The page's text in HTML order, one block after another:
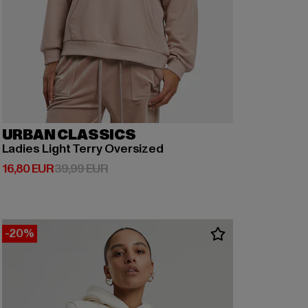
URBAN CLASSICS
Ladies Light Terry Oversized
16,80 EUR
Derzeitiger Preis: 16,80 EUR
39,99 EURAktionspreis: 39,99 EUR
-20%